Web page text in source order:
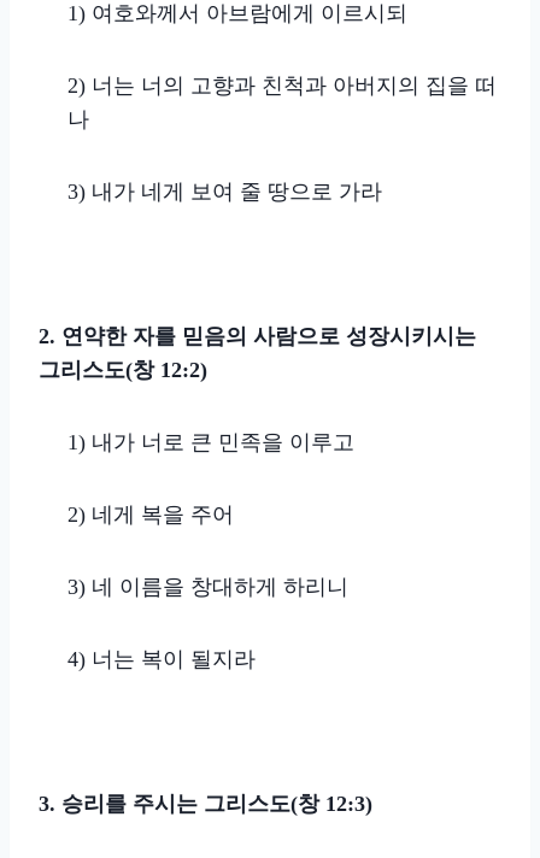
1) 여호와께서 아브람에게 이르시되
2) 너는 너의 고향과 친척과 아버지의 집을 떠
나
3) 내가 네게 보여 줄 땅으로 가라
2. 연약한 자를 믿음의 사람으로 성장시키시는
그리스도(창 12:2)
1) 내가 너로 큰 민족을 이루고
2) 네게 복을 주어
3) 네 이름을 창대하게 하리니
4) 너는 복이 될지라
3. 승리를 주시는 그리스도(창 12:3)